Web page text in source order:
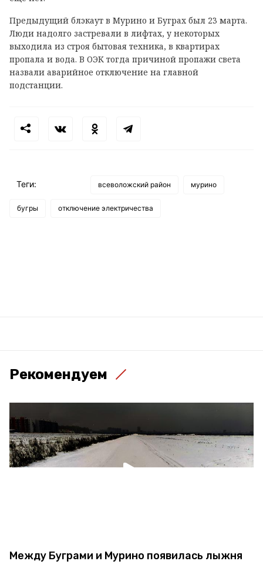
Предыдущий блэкаут в Мурино и Буграх был 23 марта.
Люди надолго застревали в лифтах, у некоторых
выходила из строя бытовая техника, в квартирах
пропала и вода. В ОЭК тогда причиной пропажи света
назвали аварийное отключение на главной
подстанции.
Теги: всеволожский район мурино
бугры отключение электричества
Рекомендуем
Между Буграми и Мурино появилась лыжня